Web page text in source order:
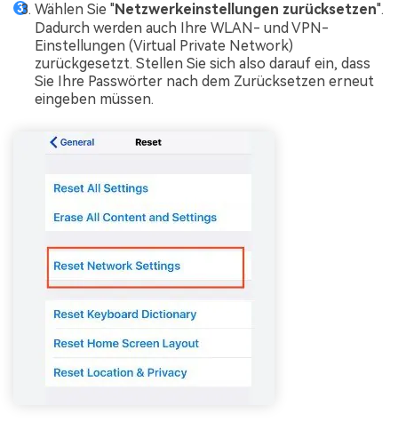
Wählen Sie "Netzwerkeinstellungen zurücksetzen".
Dadurch werden auch Ihre WLAN- und VPN-
Einstellungen (Virtual Private Network)
zurückgesetzt. Stellen Sie sich also darauf ein, dass
Sie Ihre Passwörter nach dem Zurücksetzen erneut
eingeben müssen.